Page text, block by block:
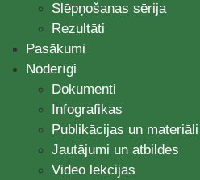
Slēpņošanas sērija
Rezultāti
Pasākumi
Noderīgi
Dokumenti
Infografikas
Publikācijas un materiāli
Jautājumi un atbildes
Video lekcijas